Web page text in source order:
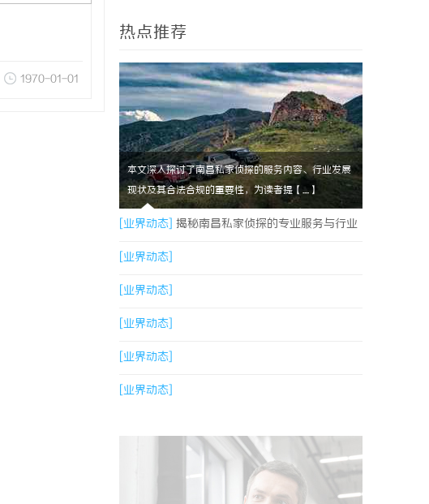
1970-01-01
热点推荐
本文深入探讨了南昌私家侦探的服务内容、行业发展
现状及其合法合规的重要性，为读者提【....】
[业界动态] 揭秘南昌私家侦探的专业服务与行业
现状全面解析
[业界动态]
[业界动态]
[业界动态]
[业界动态]
[业界动态]